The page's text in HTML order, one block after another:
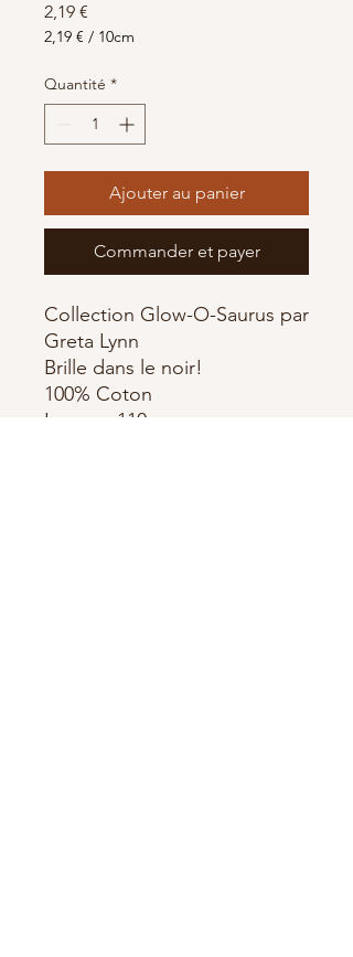
2,19 €
2,19 € / 10cm
pour
10
Centimètres
Quantité *
Ajouter au panier
Commander et payer
Collection Glow-O-Saurus par
Greta Lynn
Brille dans le noir!
100% Coton
Largeur 110 cm